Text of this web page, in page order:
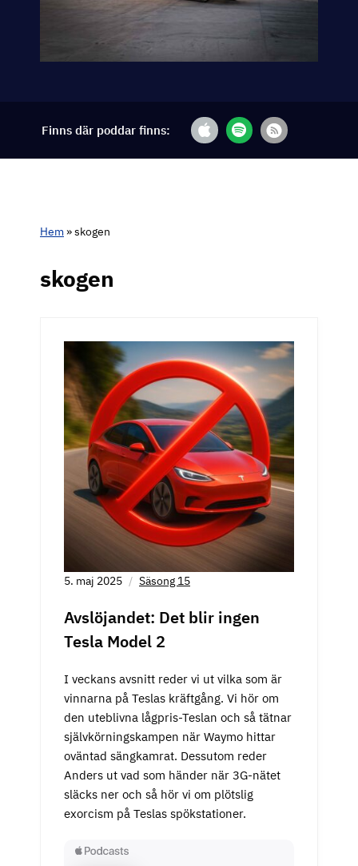
Finns där poddar finns:
Hem»skogen
skogen
5. maj 2025 Säsong 15
Avslöjandet: Det blir ingen
Tesla Model 2
I veckans avsnitt reder vi ut vilka som är
vinnarna på Teslas kräftgång. Vi hör om
den uteblivna lågpris-Teslan och så tätnar
självkörningskampen när Waymo hittar
oväntad sängkamrat. Dessutom reder
Anders ut vad som händer när 3G-nätet
släcks ner och så hör vi om plötslig
exorcism på Teslas spökstationer.